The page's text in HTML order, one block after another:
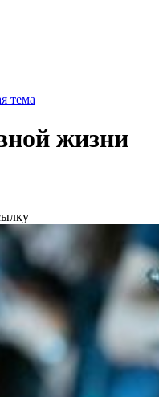
тема
жизни